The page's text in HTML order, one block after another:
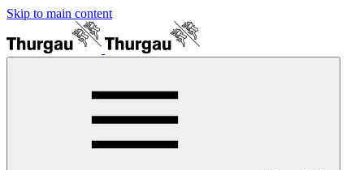
Skip to main content